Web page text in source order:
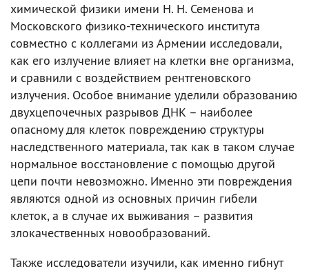
химической физики имени Н. Н. Семенова и
Московского физико-технического института
совместно с коллегами из Армении исследовали,
как его излучение влияет на клетки вне организма,
и сравнили с воздействием рентгеновского
излучения. Особое внимание уделили образованию
двухцепочечных разрывов ДНК – наиболее
опасному для клеток повреждению структуры
наследственного материала, так как в таком случае
нормальное восстановление с помощью другой
цепи почти невозможно. Именно эти повреждения
являются одной из основных причин гибели
клеток, а в случае их выживания – развития
злокачественных новообразований.
Также исследователи изучили, как именно гибнут